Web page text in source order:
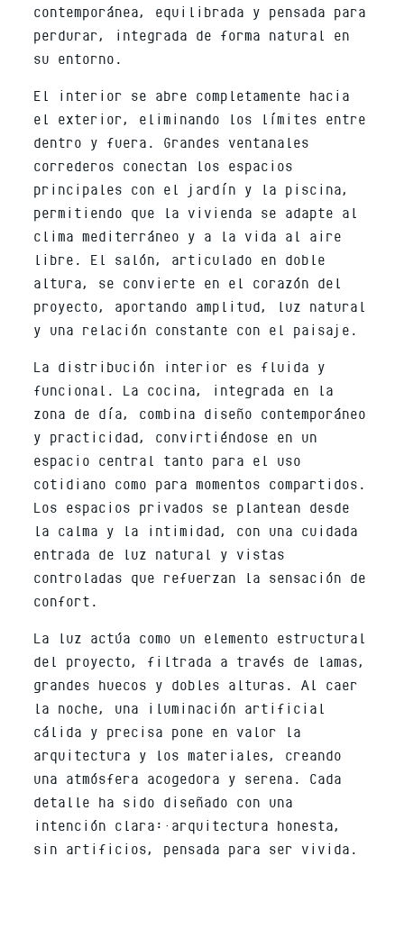
contemporánea, equilibrada y pensada para
perdurar, integrada de forma natural en
su entorno.
El interior se abre completamente hacia
el exterior, eliminando los límites entre
dentro y fuera. Grandes ventanales
correderos conectan los espacios
principales con el jardín y la piscina,
permitiendo que la vivienda se adapte al
clima mediterráneo y a la vida al aire
libre. El salón, articulado en doble
altura, se convierte en el corazón del
proyecto, aportando amplitud, luz natural
y una relación constante con el paisaje.
La distribución interior es fluida y
funcional. La cocina, integrada en la
zona de día, combina diseño contemporáneo
y practicidad, convirtiéndose en un
espacio central tanto para el uso
cotidiano como para momentos compartidos.
Los espacios privados se plantean desde
la calma y la intimidad, con una cuidada
entrada de luz natural y vistas
controladas que refuerzan la sensación de
confort.
La luz actúa como un elemento estructural
del proyecto, filtrada a través de lamas,
grandes huecos y dobles alturas. Al caer
la noche, una iluminación artificial
cálida y precisa pone en valor la
arquitectura y los materiales, creando
una atmósfera acogedora y serena. Cada
detalle ha sido diseñado con una
intención clara: arquitectura honesta,
sin artificios, pensada para ser vivida.